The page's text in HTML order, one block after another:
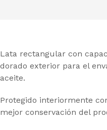
Lata rectangular con
dorado exterior para el
aceite.
Protegido interiormente
mejor conservación del